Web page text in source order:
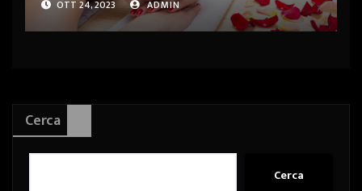
OTT 24, 2023 ADMIN
Cerca
Cerca